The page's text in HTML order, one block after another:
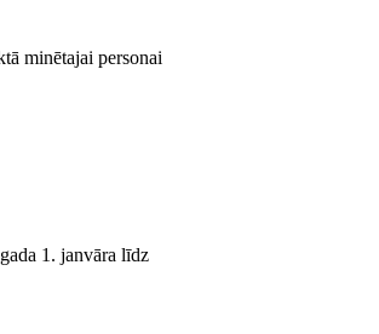
minētajai personai
1. janvāra līdz